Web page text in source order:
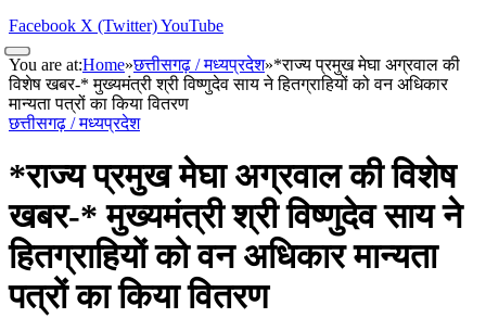
Facebook X (Twitter)YouTube
You are at:Home»छत्तीसगढ़ / मध्यप्रदेश»*राज्य प्रमुख मेघा अग्रवाल की
विशेष खबर-* मुख्यमंत्री श्री विष्णुदेव साय ने हितग्राहियों को वन अधिकार
मान्यता पत्रों का किया वितरण
छत्तीसगढ़ / मध्यप्रदेश
*राज्य प्रमुख मेघा अग्रवाल की विशेष
खबर-* मुख्यमंत्री श्री विष्णुदेव साय ने
हितग्राहियों को वन अधिकार मान्यता
पत्रों का किया वितरण